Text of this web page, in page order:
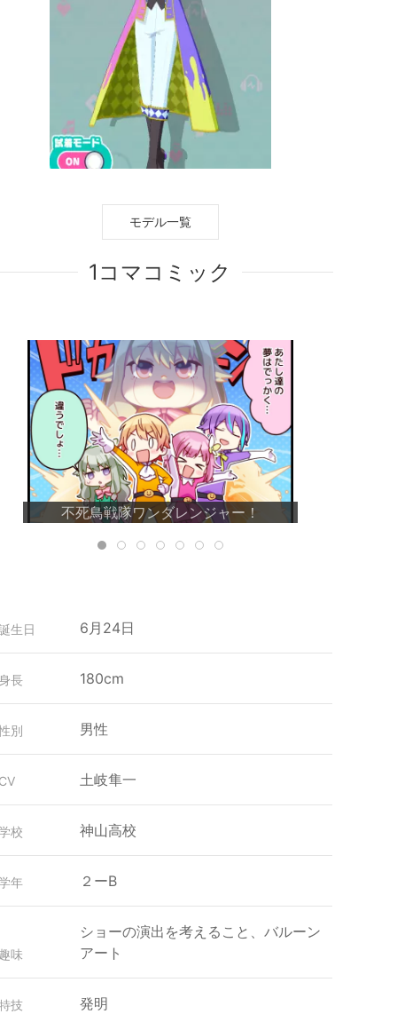
モデル一覧
1コマコミック
不死鳥戦隊ワンダレンジャー！
生日 6月24日
長 180cm
別 男性
土岐隼一
校 神山高校
年 ２ーB
味
ショーの演出を考えること、バルーン
アート
技 発明